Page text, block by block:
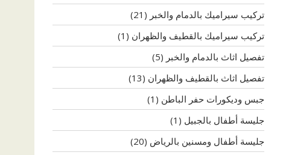
تركيب سيراميك بالدمام والخبر (21)
تركيب سيراميك بالقطيف والظهران (1)
تفصيل اثاث بالدمام والخبر (5)
تفصيل اثاث بالقطيف والظهران (13)
جبس وديكورات حفر الباطن (1)
جليسة أطفال بالجبيل (1)
جليسة أطفال ومسنين بالرياض (20)